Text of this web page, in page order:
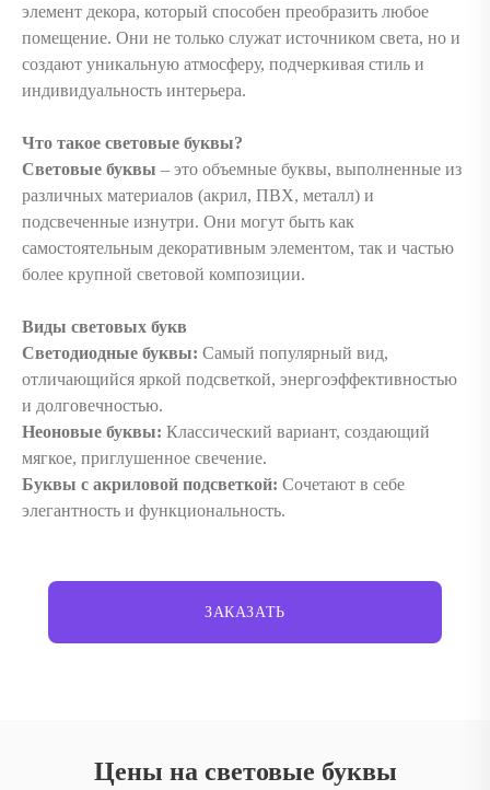
элемент декора, который способен преобразить любое
помещение. Они не только служат источником света, но и
создают уникальную атмосферу, подчеркивая стиль и
индивидуальность интерьера.
Что такое световые буквы?
Световые буквы – это объемные буквы, выполненные из
различных материалов (акрил, ПВХ, металл) и
подсвеченные изнутри. Они могут быть как
самостоятельным декоративным элементом, так и частью
более крупной световой композиции.
Виды световых букв
Светодиодные буквы: Самый популярный вид,
отличающийся яркой подсветкой, энергоэффективностью
и долговечностью.
Неоновые буквы: Классический вариант, создающий
мягкое, приглушенное свечение.
Буквы с акриловой подсветкой: Сочетают в себе
элегантность и функциональность.
ЗАКАЗАТЬ
Цены на световые буквы